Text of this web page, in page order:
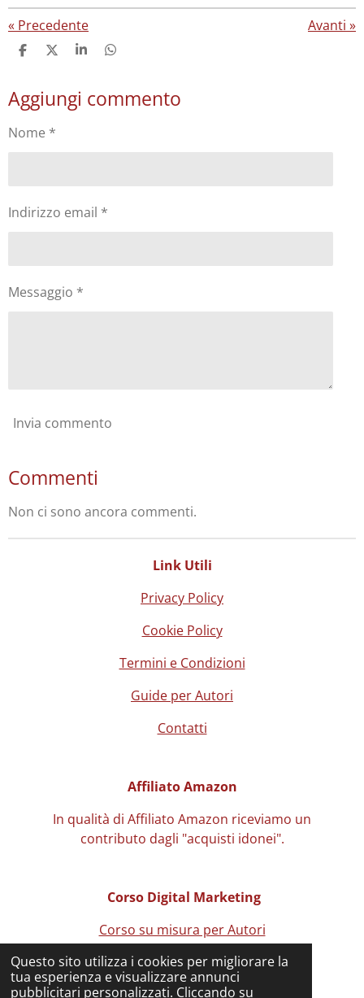
Questo sito utilizza i cookies per migliorare la
tua esperienza e visualizzare annunci
pubblicitari personalizzati. Cliccando su
« Precedente Avanti »
C
d
i
i
C
d
i
i
C
d
i
C
d
i
Aggiungi commento
Nome *
Indirizzo email *
Messaggio *
Invia commento
Commenti
Non ci sono ancora commenti.
Link Utili
Privacy Policy
Cookie Policy
Termini e Condizioni
Guide per Autori
Contatti
Affiliato Amazon
In qualità di Affiliato Amazon riceviamo un
contributo dagli "acquisti idonei".
Corso Digital Marketing
Corso su misura per Autori
F
a